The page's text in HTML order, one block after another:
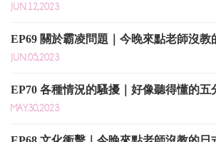
JUN.12,2023
EP69 關於霸凌問題｜今晚來點老師沒教
JUN.05,2023
EP70 各種情況的騷擾｜好像聽得懂的五
MAY.30,2023